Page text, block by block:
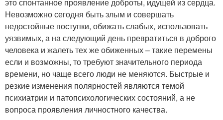
Невозможно сегодня быть злым и совершать
недостойные поступки, обижать слабых, использовать
уязвимых, а на следующий день превратиться в доброго
человека и жалеть тех же обиженных – такие перемены
если и возможны, то требуют значительного периода
времени, но чаще всего люди не меняются. Быстрые и
резкие изменения полярностей являются темой
психиатрии и патопсихологических состояний, а не
вопроса проявления личностного качества.